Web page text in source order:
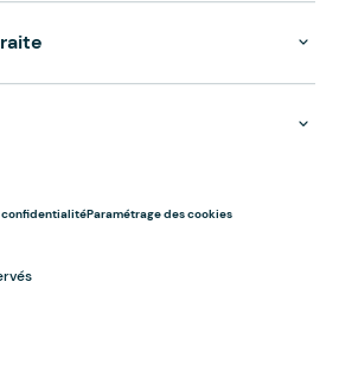
Paramétrage des cookies